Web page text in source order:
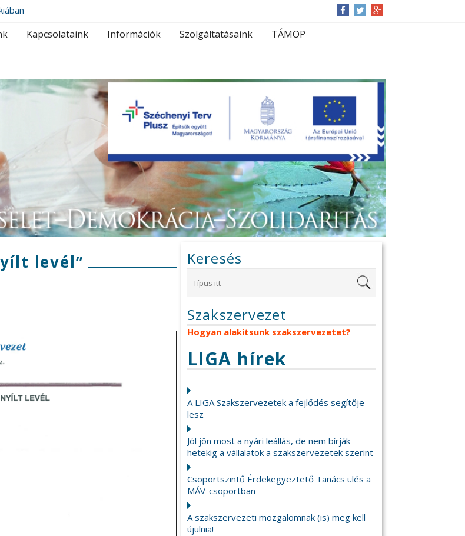
Kapcsolataink Információk Szolgáltatásaink TÁMOP
Keresés
Szakszervezet
Hogyan alakítsunk szakszervezetet?
LIGA hírek
A LIGA Szakszervezetek a fejlődés segítője
lesz
Jól jön most a nyári leállás, de nem bírják
hetekig a vállalatok a szakszervezetek szerint
Csoportszintű Érdekegyeztető Tanács ülés a
MÁV-csoportban
A szakszervezeti mozgalomnak (is) meg kell
újulnia!
levél”